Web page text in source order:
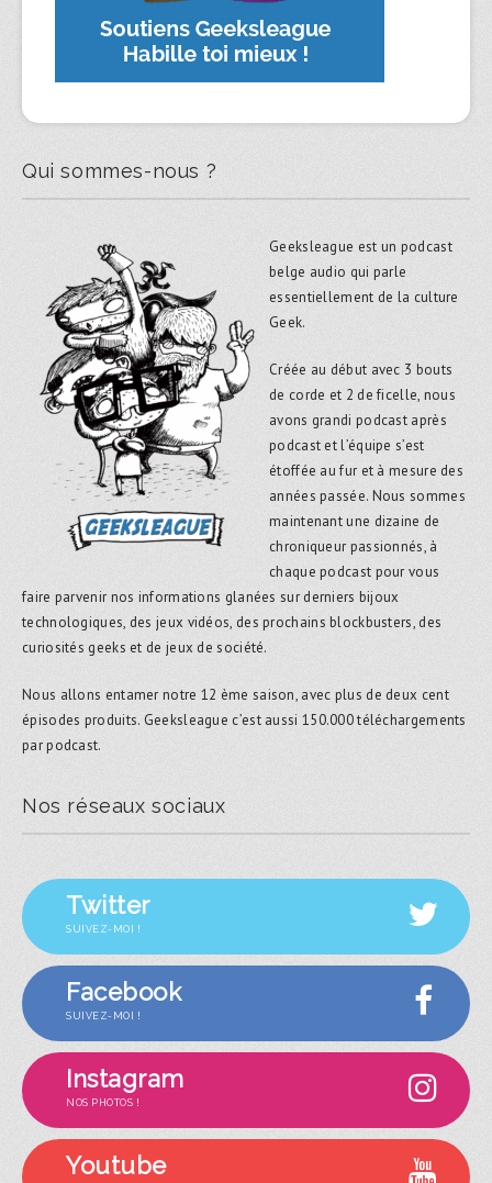
Qui sommes-nous ?
Geeksleague est un podcast
belge audio qui parle
essentiellement de la culture
Geek.
Créée au début avec 3 bouts
de corde et 2 de ficelle, nous
avons grandi podcast après
podcast et l’équipe s’est
étoffée au fur et à mesure des
années passée. Nous sommes
maintenant une dizaine de
chroniqueur passionnés, à
chaque podcast pour vous
faire parvenir nos informations glanées sur derniers bijoux
technologiques, des jeux vidéos, des prochains blockbusters, des
curiosités geeks et de jeux de société.
Nous allons entamer notre 12 ème saison, avec plus de deux cent
épisodes produits. Geeksleague c’est aussi 150.000 téléchargements
par podcast.
Nos réseaux sociaux
Twitter
SUIVEZ-MOI !
Facebook
SUIVEZ-MOI !
Instagram
NOS PHOTOS !
Youtube